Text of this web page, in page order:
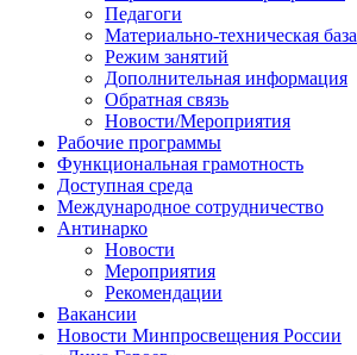
Педагоги
Материально-техническая база
Режим занятий
Дополнительная информация
Обратная связь
Новости/Мероприятия
Рабочие программы
Функциональная грамотность
Доступная среда
Международное сотрудничество
Антинарко
Новости
Мероприятия
Рекомендации
Вакансии
Новости Минпросвещения России